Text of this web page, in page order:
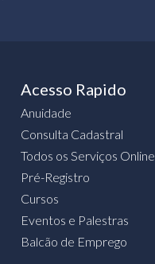
Acesso Rapido
Anuidade
Consulta Cadastral
Todos os Serviços Online
Pré-Registro
Cursos
Eventos e Palestras
Balcão de Emprego